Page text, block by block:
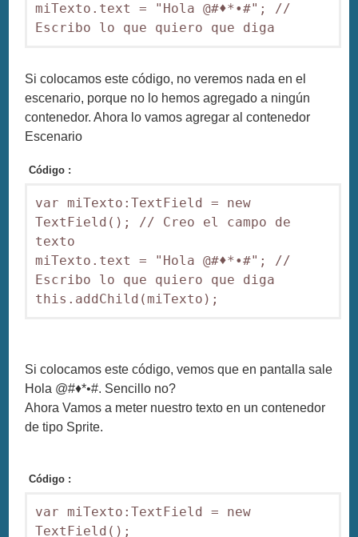
miTexto.text = "Hola @#♦*•#"; //
Escribo lo que quiero que diga
Si colocamos este código, no veremos nada en el
escenario, porque no lo hemos agregado a ningún
contenedor. Ahora lo vamos agregar al contenedor
Escenario
Código :
var miTexto:TextField = new
TextField(); // Creo el campo de
texto
miTexto.text = "Hola @#♦*•#"; //
Escribo lo que quiero que diga
this.addChild(miTexto);
Si colocamos este código, vemos que en pantalla sale
Hola @#♦*•#. Sencillo no?
Ahora Vamos a meter nuestro texto en un contenedor
de tipo Sprite.
Código :
var miTexto:TextField = new
TextField();